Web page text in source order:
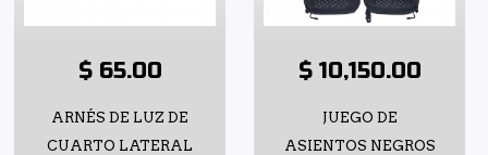
$ 65.00
ARNÉS DE LUZ DE
CUARTO LATERAL
$ 10,150.00
JUEGO DE
ASIENTOS NEGROS